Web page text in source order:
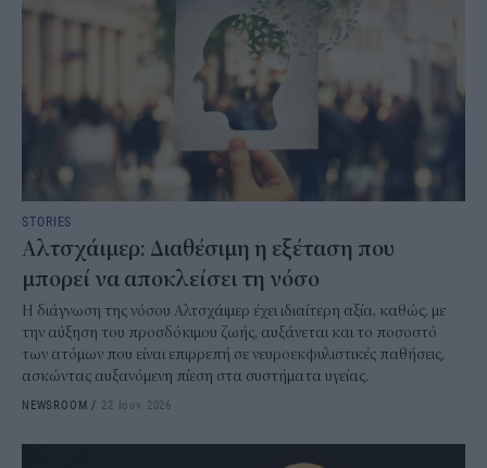
STORIES
Αλτσχάιμερ: Διαθέσιμη η εξέταση που
μπορεί να αποκλείσει τη νόσο
Η διάγνωση της νόσου Αλτσχάιμερ έχει ιδιαίτερη αξία, καθώς, με
την αύξηση του προσδόκιμου ζωής, αυξάνεται και το ποσοστό
των ατόμων που είναι επιρρεπή σε νευροεκφυλιστικές παθήσεις,
ασκώντας αυξανόμενη πίεση στα συστήματα υγείας.
NEWSROOM / 22 Ιουν 2026